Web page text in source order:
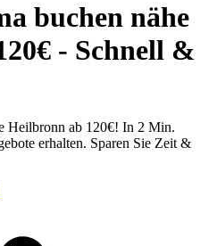
buchen nähe
- Schnell &
Heilbronn ab 120€! In 2 Min.
erhalten. Sparen Sie Zeit &